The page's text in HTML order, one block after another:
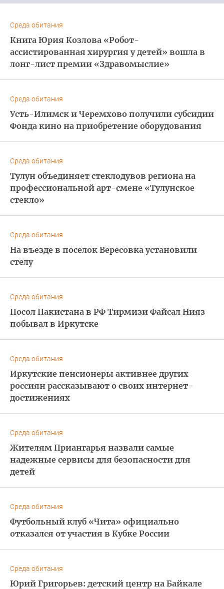
Среда обитания
Книга Юрия Козлова «Робот-
ассистированная хирургия у детей» вошла в
лонг-лист премии «Здравомыслие»
Среда обитания
Усть-Илимск и Черемхово получили субсидии
Фонда кино на приобретение оборудования
Среда обитания
Тулун объединяет стеклодувов региона на
профессиональной арт-смене «Тулунское
стекло»
Среда обитания
На въезде в поселок Вересовка установили
стелу
Среда обитания
Посол Пакистана в РФ Тирмизи Файсал Нияз
побывал в Иркутске
Среда обитания
Иркутские пенсионеры активнее других
россиян рассказывают о своих интернет-
достижениях
Среда обитания
Жителям Приангарья назвали самые
надежные сервисы для безопасности для
детей
Среда обитания
Футбольный клуб «Чита» официально
отказался от участия в Кубке России
Среда обитания
Юрий Григорьев: детский центр на Байкале